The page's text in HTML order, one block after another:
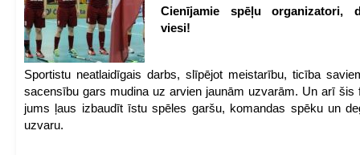
Cienījamie spēļu organizatori,
viesi!
Sportistu neatlaidīgais darbs, slīpējot meistarību, ticība
sacensību gars mudina uz arvien jaunām uzvarām. Un arī šis
jums ļaus izbaudīt īstu spēles garšu, komandas spēku un
uzvaru.